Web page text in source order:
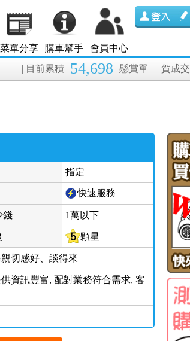
菜單分享 購車幫手 會員中心
| 賀成交
| 目前累積 54,698 懸賞單
指定
快速服務
錢 1萬以下
顆星
切感好、談得來
資訊豐富, 配對業務符合需求, 客